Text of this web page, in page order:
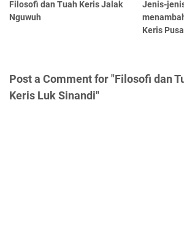
Filosofi dan Tuah Keris Jalak
Nguwuh
Jenis-
Keris
Post a Comment for "Filosofi dan
Keris Luk Sinandi"